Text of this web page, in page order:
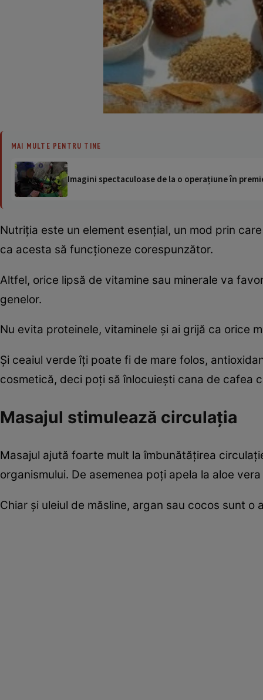
MAI MULTE PENTRU TINE
Imagini spectaculoase de la o operațiune în
Nutriţia este un element esenţial, un mod prin
ca acesta să funcţioneze corespunzător.
Altfel, orice lipsă de vitamine sau minerale va
genelor.
Nu evita proteinele, vitaminele şi ai grijă ca orice
Şi ceaiul verde îţi poate fi de mare folos,
cosmetică, deci poţi să înlocuieşti cana de cafea
Masajul stimulează circulaţia
Masajul ajută foarte mult la îmbunătăţirea
organismului. De asemenea poţi apela la aloe
Chiar şi uleiul de măsline, argan sau cocos sunt